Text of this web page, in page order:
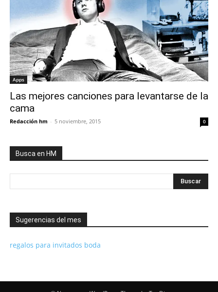
Apps
Las mejores canciones para levantarse de la
cama
Redacción hm - 5 noviembre, 2015 0
Busca en HM
Sugerencias del mes
regalos para invitados boda